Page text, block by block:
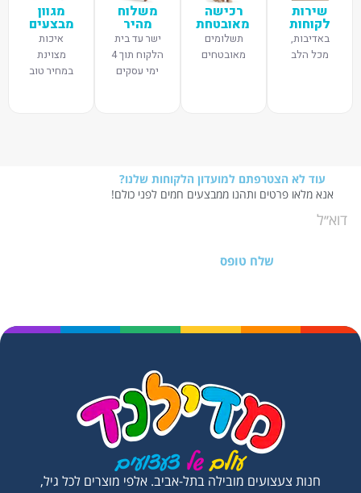
שירות
לקוחות
באדיבות,
מכל הלב
רכישה
מאובטחת
תשלומים
מאובטחים
משלוח
מהיר
ישר עד בית
הלקוח תוך 4
ימי עסקים
מגוון
מבצעים
איכות
מצוינת
במחיר טוב
עוד לא הצטרפתם למועדון הלקוחות שלנו?
אנא מלאו פרטים ותהנו ממבצעים חמים לפני כולם!
שלח טופס
חנות צעצועים מובילה בתל-אביב. אלפי מוצרים לכל גיל,